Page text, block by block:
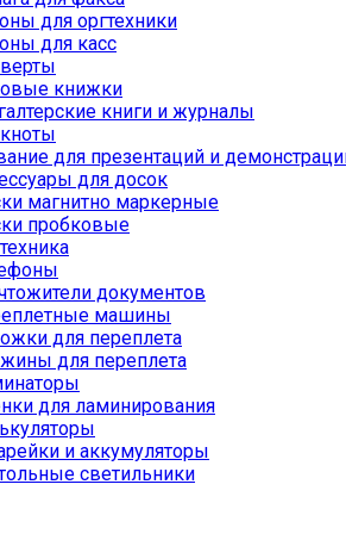
для оргтехники
для касс
книжки
книги и журналы
для презентаций и
для досок
магнитно маркерные
пробковые
документов
машины
для переплета
для переплета
для ламинирования
и аккумуляторы
светильники